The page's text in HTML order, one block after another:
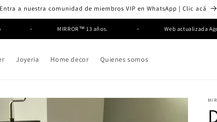
Entra a nuestra comunidad de miembros VIP en WhatsApp | Clic acá
MIRROR™ 13 años. Web actualizada
Joyeria Home decor Quienes somos